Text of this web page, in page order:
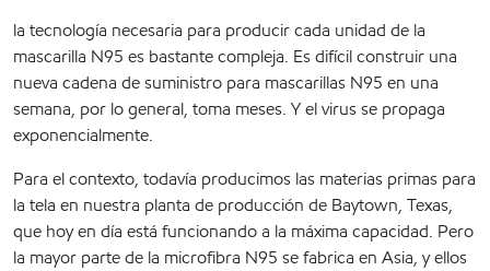
la tecnología necesaria para producir cada unidad de la
mascarilla N95 es bastante compleja. Es difícil construir una
nueva cadena de suministro para mascarillas N95 en una
semana, por lo general, toma meses. Y el virus se propaga
exponencialmente.
Para el contexto, todavía producimos las materias primas para
la tela en nuestra planta de producción de Baytown, Texas,
que hoy en día está funcionando a la máxima capacidad. Pero
la mayor parte de la microfibra N95 se fabrica en Asia, y ellos